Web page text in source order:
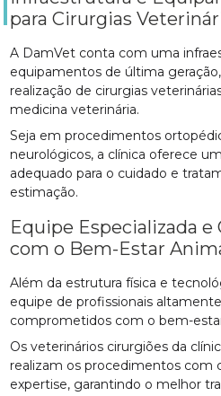
para Cirurgias
A DamVet conta com uma
equipamentos de última
realização de cirurgias
medicina veterinária.
Seja em procedimentos
neurológicos, a clínica oferece
adequado para o cuidado e
estimação.
Equipe Especializada
com o Bem-Estar
Além da estrutura física e
equipe de profissionais
comprometidos com o bem-
Os veterinários cirurgiões da
realizam os procedimentos com
expertise, garantindo o melhor